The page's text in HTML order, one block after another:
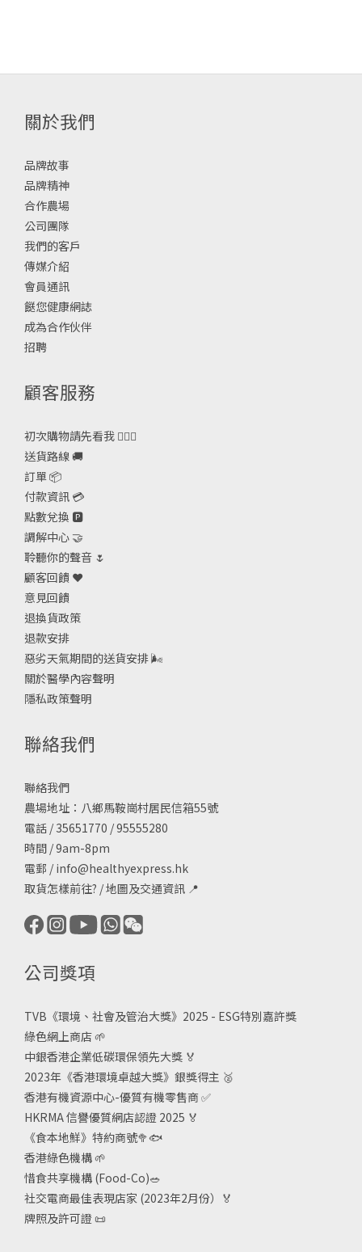
關於我們
品牌故事
品牌精神
合作農場
公司團隊
我們的客戶
傳媒介紹
會員通訊
餸您健康網誌
成為合作伙伴
招聘
顧客服務
初次購物請先看我 🙋🏻‍♀️
送貨路線 🚚
訂單 📦
付款資訊 💳
點數兌換 🅿️
調解中心 🤝
聆聽你的聲音 🌷
顧客回饋 ❤️
意見回饋
退換貨政策
退款安排
惡劣天氣期間的送貨安排🌬
關於醫學內容聲明
隱私政策聲明
聯絡我們
聯絡我們
農場地址：八鄉馬鞍崗村居民信箱55號
電話 / 35651770 / 95555280
時間 / 9am-8pm
電郵 / info@healthyexpress.hk
取貨怎樣前往? /地圖及交通資訊 📍
公司獎項
TVB《環境、社會及管治大獎》2025 - ESG特別嘉許獎
綠色網上商店 🌱
中銀香港企業低碳環保領先大獎 🏅
2023年《香港環境卓越大獎》銀獎得主 🥈
香港有機資源中心-優質有機零售商✅
HKRMA 信譽優質網店認證 2025 🏅
《食本地鮮》特約商號🥦🐟
香港綠色機構 🌱
惜食共享機構 (Food-Co)🥗
社交電商最佳表現店家 (2023年2月份）🏅
牌照及許可證 📜